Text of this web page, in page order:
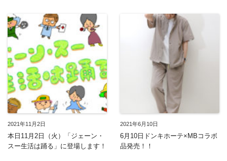
2021年11月2日
本日11月2日（火）「ジェーン・
スー生活は踊る」に登場します！
2021年6月10日
6月10日ドンキホーテ×MBコラボ
品発売！！